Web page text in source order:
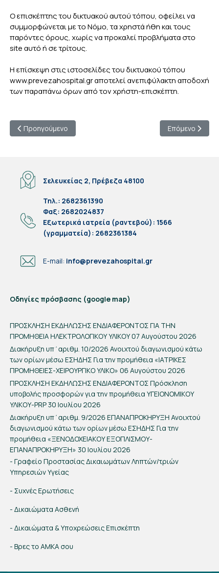
Ο επισκέπτης του δικτυακού αυτού τόπου, οφείλει να
συμμορφώνεται με το Νόμο, τα χρηστά ήθη και τους
παρόντες όρους, χωρίς να προκαλεί προβλήματα στο
site αυτό ή σε τρίτους.
Η επίσκεψη στις ιστοσελίδες του δικτυακού τόπου
www.prevezahospital.gr αποτελεί ανεπιφύλακτη αποδοχή
των παραπάνω όρων από τον χρήστη-επισκέπτη.
Προηγούμενο άρθρο: ΠΟΛΙΤΙΚΗ COOKIES
Προηγούμενο Επόμενο
Επόμενο
Σελευκείας 2, Πρέβεζα 48100
Τηλ.: 2682361390
Φαξ: 2682024837
Eξωτερικά ιατρεία (ραντεβού): 1566
(γραμματεία): 2682361384
E-mail: info@prevezahospital.gr
Οδηγίες πρόσβασης (google map)
ΠΡΟΣΚΛΗΣΗ ΕΚΔΗΛΩΣΗΣ ΕΝΔΙΑΦΕΡΟΝΤΟΣ ΓΙΑ ΤΗΝ
ΠΡΟΜΗΘΕΙΑ ΗΛΕΚΤΡΟΛΟΓΙΚΟΥ ΥΛΙΚΟΥ07 Αυγούστου 2026
Διακήρυξη υπ΄αριθμ. 10/2026 Ανοιχτού διαγωνισμού κάτω
των ορίων μέσω ΕΣΗΔΗΣ Για την προμήθεια «ΙΑΤΡΙΚΕΣ
ΠΡΟΜΗΘΕΙΕΣ-ΧΕΙΡΟΥΡΓΙΚΟ ΥΛΙΚΟ» 06 Αυγούστου 2026
ΠΡΟΣΚΛΗΣΗ ΕΚΔΗΛΩΣΗΣ ΕΝΔΙΑΦΕΡΟΝΤΟΣ Πρόσκληση
υποβολής προσφορών για την προμήθεια ΥΓΕΙΟΝΟΜΙΚΟΥ
ΥΛΙΚΟΥ-PRP 30 Ιουλίου 2026
Διακήρυξη υπ΄αριθμ. 9/2026 ΕΠΑΝΑΠΡΟΚΗΡΥΞΗ Ανοιχτού
διαγωνισμού κάτω των ορίων μέσω ΕΣΗΔΗΣ Για την
προμήθεια «ΞΕΝΟΔΟΧΕΙΑΚΟΥ ΕΞΟΠΛΙΣΜΟΥ-
ΕΠΑΝΑΠΡΟΚΗΡΥΞΗ» 30 Ιουλίου 2026
- Γραφείο Προστασίας Δικαιωμάτων Ληπτών/τριών
Υπηρεσιών Υγείας
- Συχνές Ερωτήσεις
- Δικαιώματα Ασθενή
- Δικαιώματα & Υποχρεώσεις Επισκέπτη
- Βρες το ΑΜΚΑ σου